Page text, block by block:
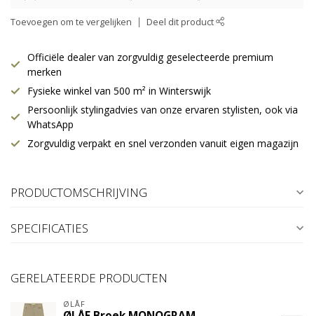
Toevoegen om te vergelijken Deel dit product
Officiële dealer van zorgvuldig geselecteerde premium
merken
Fysieke winkel van 500 m² in Winterswijk
Persoonlijk stylingadvies van onze ervaren stylisten, ook via
WhatsApp
Zorgvuldig verpakt en snel verzonden vanuit eigen magazijn
PRODUCTOMSCHRIJVING
SPECIFICATIES
GERELATEERDE PRODUCTEN
ØLÅF